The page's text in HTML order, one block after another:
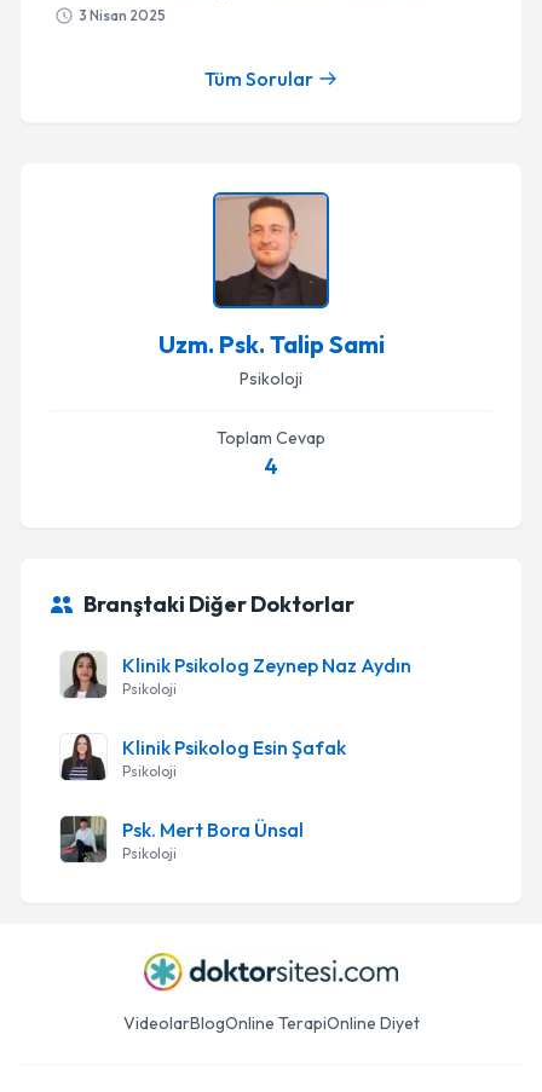
3 Nisan 2025
Tüm Sorular
Uzm. Psk. Talip Sami
Psikoloji
Toplam Cevap
4
Branştaki Diğer Doktorlar
Klinik Psikolog Zeynep Naz Aydın
Psikoloji
Klinik Psikolog Esin Şafak
Psikoloji
Psk. Mert Bora Ünsal
Psikoloji
VideolarBlogOnline TerapiOnline Diyet